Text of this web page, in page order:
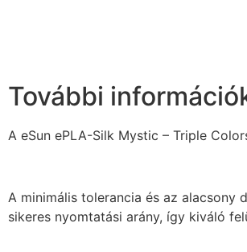
További
A eSun ePLA-Silk Mystic – Triple
A minimális tolerancia és az alacsony
sikeres nyomtatási arány, így kiváló